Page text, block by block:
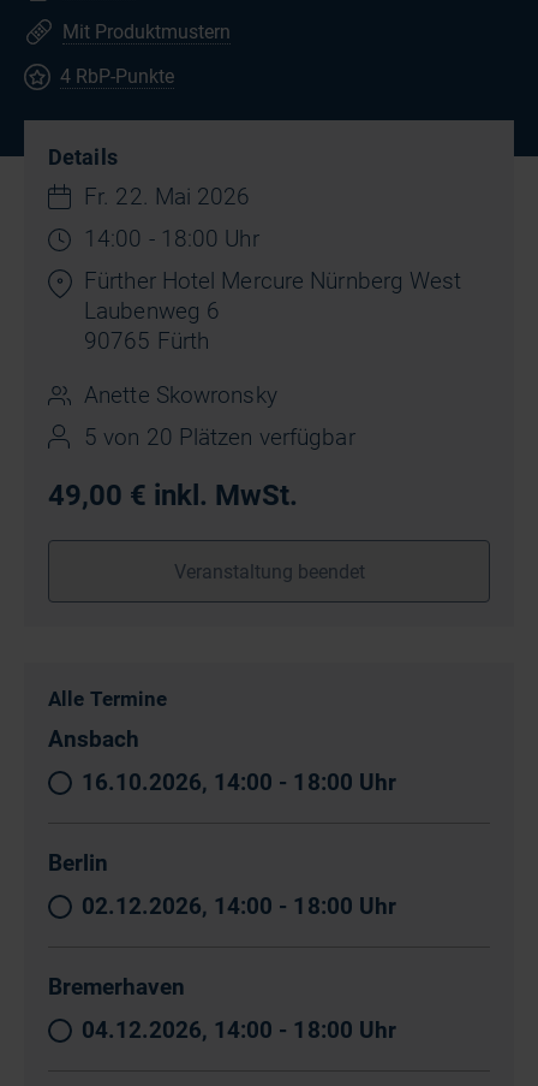
Mit Produktmustern
4 RbP-Punkte
Details
Fr. 22. Mai 2026
14:00 - 18:00 Uhr
Fürther Hotel Mercure Nürnberg West
Laubenweg 6
90765 Fürth
Anette Skowronsky
5 von 20 Plätzen verfügbar
49,00 € inkl. MwSt.
Veranstaltung beendet
Alle Termine
Ansbach
16.10.2026, 14:00 - 18:00 Uhr
Berlin
02.12.2026, 14:00 - 18:00 Uhr
Bremerhaven
04.12.2026, 14:00 - 18:00 Uhr